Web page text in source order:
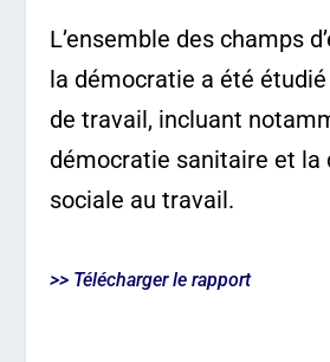
L’ensemble des champs
la démocratie a été
de travail, incluant
démocratie sanitaire et la
sociale au travail.
>> Télécharger le rapport